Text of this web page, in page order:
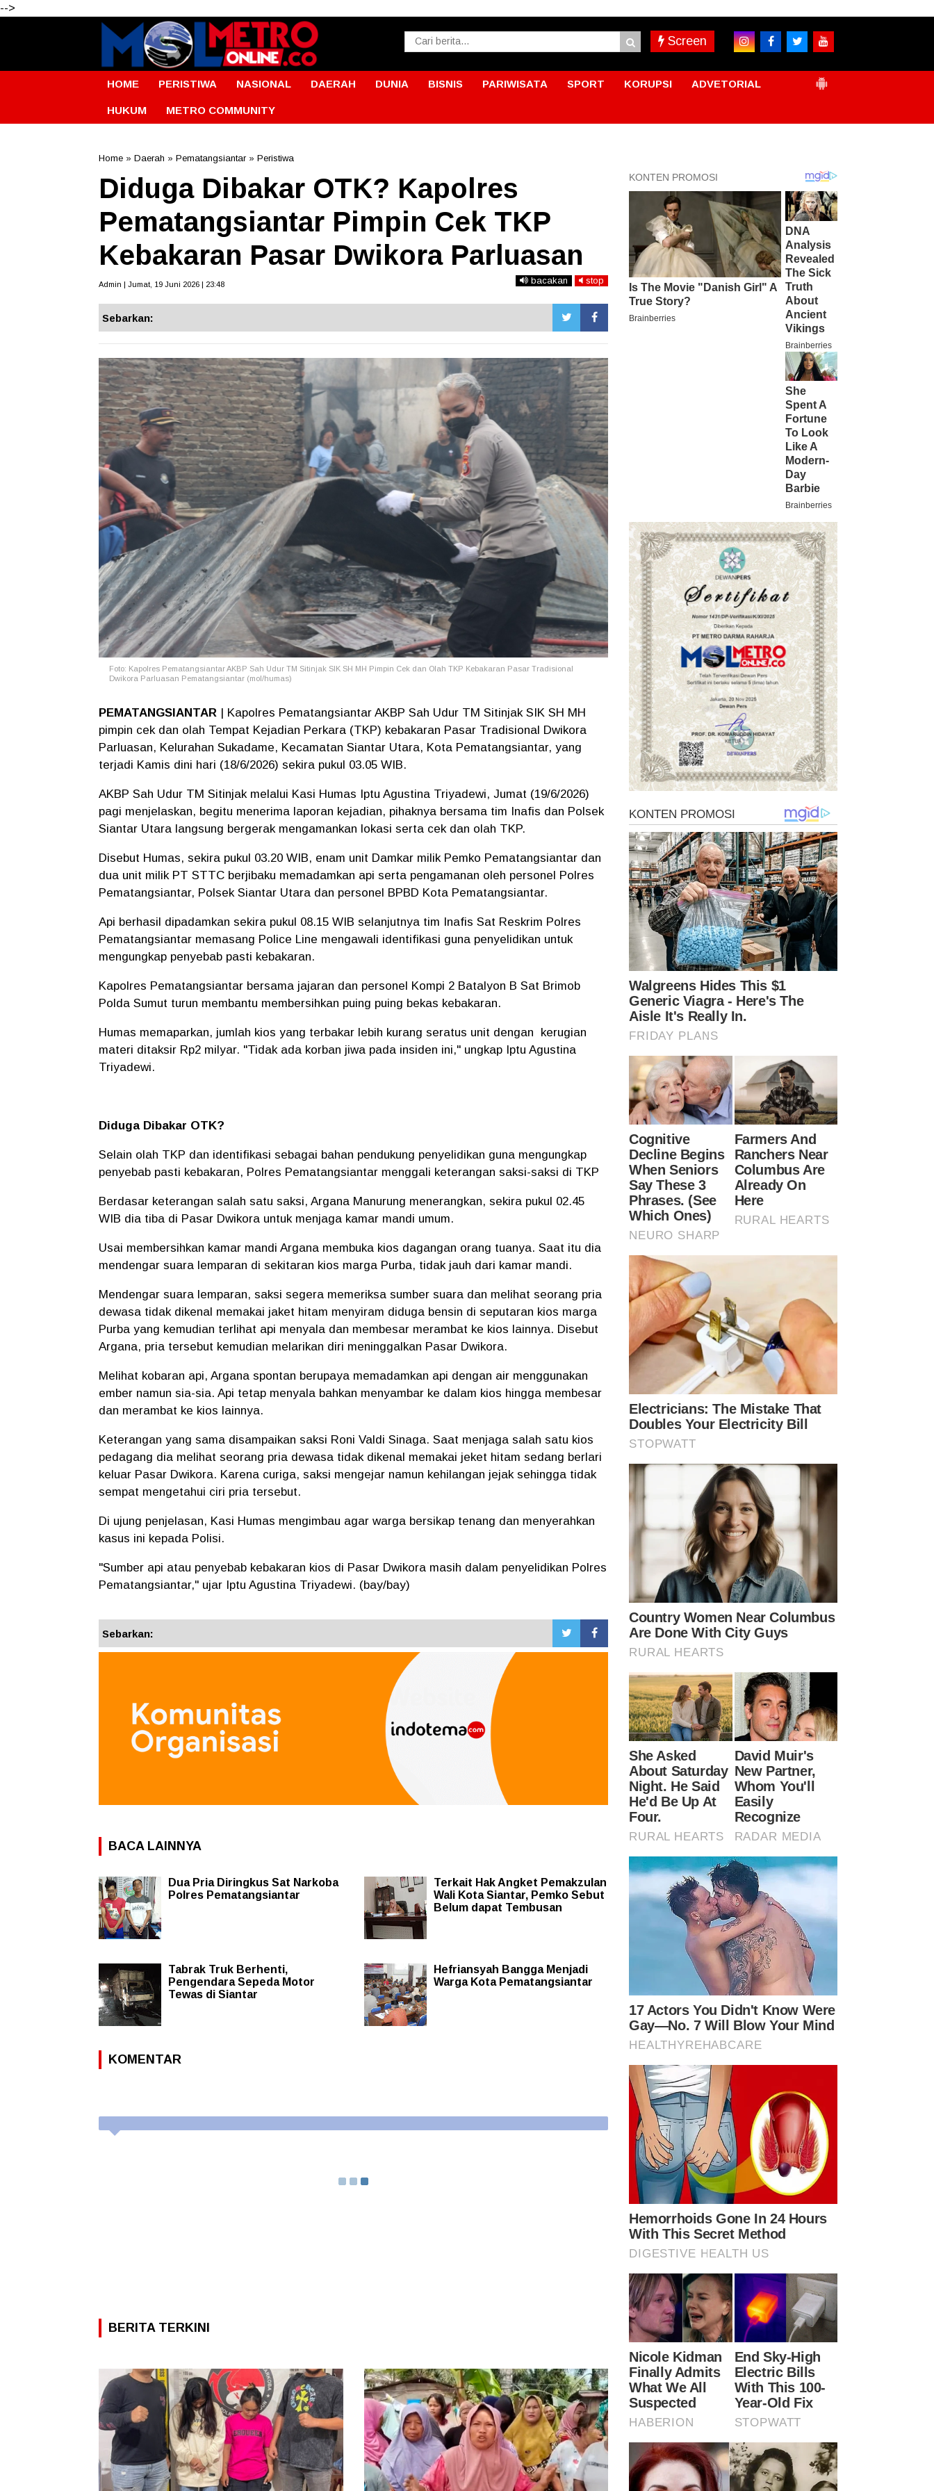
-->
Screen
HOME PERISTIWA NASIONAL DAERAH DUNIA BISNIS PARIWISATA SPORT KORUPSI ADVETORIAL
HUKUM METRO COMMUNITY
Home » Daerah » Pematangsiantar » Peristiwa
Diduga Dibakar OTK? Kapolres
Pematangsiantar Pimpin Cek TKP
Kebakaran Pasar Dwikora Parluasan
Admin | Jumat, 19 Juni 2026 | 23:48 bacakan stop
Sebarkan:
Foto: Kapolres Pematangsiantar AKBP Sah Udur TM Sitinjak SIK SH MH Pimpin Cek dan Olah TKP Kebakaran Pasar Tradisional
Dwikora Parluasan Pematangsiantar (mol/humas)
PEMATANGSIANTAR | Kapolres Pematangsiantar AKBP Sah Udur TM Sitinjak SIK SH MH
pimpin cek dan olah Tempat Kejadian Perkara (TKP) kebakaran Pasar Tradisional Dwikora
Parluasan, Kelurahan Sukadame, Kecamatan Siantar Utara, Kota Pematangsiantar, yang
terjadi Kamis dini hari (18/6/2026) sekira pukul 03.05 WIB.
AKBP Sah Udur TM Sitinjak melalui Kasi Humas Iptu Agustina Triyadewi, Jumat (19/6/2026)
pagi menjelaskan, begitu menerima laporan kejadian, pihaknya bersama tim Inafis dan Polsek
Siantar Utara langsung bergerak mengamankan lokasi serta cek dan olah TKP.
Disebut Humas, sekira pukul 03.20 WIB, enam unit Damkar milik Pemko Pematangsiantar dan
dua unit milik PT STTC berjibaku memadamkan api serta pengamanan oleh personel Polres
Pematangsiantar, Polsek Siantar Utara dan personel BPBD Kota Pematangsiantar.
Api berhasil dipadamkan sekira pukul 08.15 WIB selanjutnya tim Inafis Sat Reskrim Polres
Pematangsiantar memasang Police Line mengawali identifikasi guna penyelidikan untuk
mengungkap penyebab pasti kebakaran.
Kapolres Pematangsiantar bersama jajaran dan personel Kompi 2 Batalyon B Sat Brimob
Polda Sumut turun membantu membersihkan puing puing bekas kebakaran.
Humas memaparkan, jumlah kios yang terbakar lebih kurang seratus unit dengan kerugian
materi ditaksir Rp2 milyar. "Tidak ada korban jiwa pada insiden ini," ungkap Iptu Agustina
Triyadewi.
Diduga Dibakar OTK?
Selain olah TKP dan identifikasi sebagai bahan pendukung penyelidikan guna mengungkap
penyebab pasti kebakaran, Polres Pematangsiantar menggali keterangan saksi-saksi di TKP
Berdasar keterangan salah satu saksi, Argana Manurung menerangkan, sekira pukul 02.45
WIB dia tiba di Pasar Dwikora untuk menjaga kamar mandi umum.
Usai membersihkan kamar mandi Argana membuka kios dagangan orang tuanya. Saat itu dia
mendengar suara lemparan di sekitaran kios marga Purba, tidak jauh dari kamar mandi.
Mendengar suara lemparan, saksi segera memeriksa sumber suara dan melihat seorang pria
dewasa tidak dikenal memakai jaket hitam menyiram diduga bensin di seputaran kios marga
Purba yang kemudian terlihat api menyala dan membesar merambat ke kios lainnya. Disebut
Argana, pria tersebut kemudian melarikan diri meninggalkan Pasar Dwikora.
Melihat kobaran api, Argana spontan berupaya memadamkan api dengan air menggunakan
ember namun sia-sia. Api tetap menyala bahkan menyambar ke dalam kios hingga membesar
dan merambat ke kios lainnya.
Keterangan yang sama disampaikan saksi Roni Valdi Sinaga. Saat menjaga salah satu kios
pedagang dia melihat seorang pria dewasa tidak dikenal memakai jeket hitam sedang berlari
keluar Pasar Dwikora. Karena curiga, saksi mengejar namun kehilangan jejak sehingga tidak
sempat mengetahui ciri pria tersebut.
Di ujung penjelasan, Kasi Humas mengimbau agar warga bersikap tenang dan menyerahkan
kasus ini kepada Polisi.
"Sumber api atau penyebab kebakaran kios di Pasar Dwikora masih dalam penyelidikan Polres
Pematangsiantar," ujar Iptu Agustina Triyadewi. (bay/bay)
Sebarkan:
BACA LAINNYA
Dua Pria Diringkus Sat Narkoba
Polres Pematangsiantar
Terkait Hak Angket Pemakzulan
Wali Kota Siantar, Pemko Sebut
Belum dapat Tembusan
Tabrak Truk Berhenti,
Pengendara Sepeda Motor
Tewas di Siantar
Hefriansyah Bangga Menjadi
Warga Kota Pematangsiantar
KOMENTAR
BERITA TERKINI